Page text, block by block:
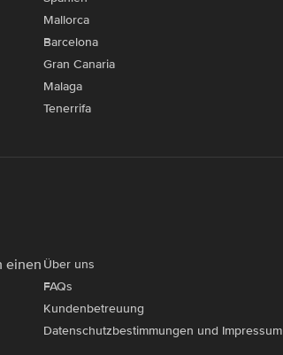
Mallorca
Barcelona
Gran Canaria
Malaga
Tenerrifa
einen Über uns
FAQs
Kundenbetreuung
Datenschutzbestimmungen und Impressum